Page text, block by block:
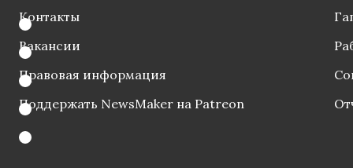
Контакты
Вакансии
Правовая информация
Поддержать NewsMaker на Patreon